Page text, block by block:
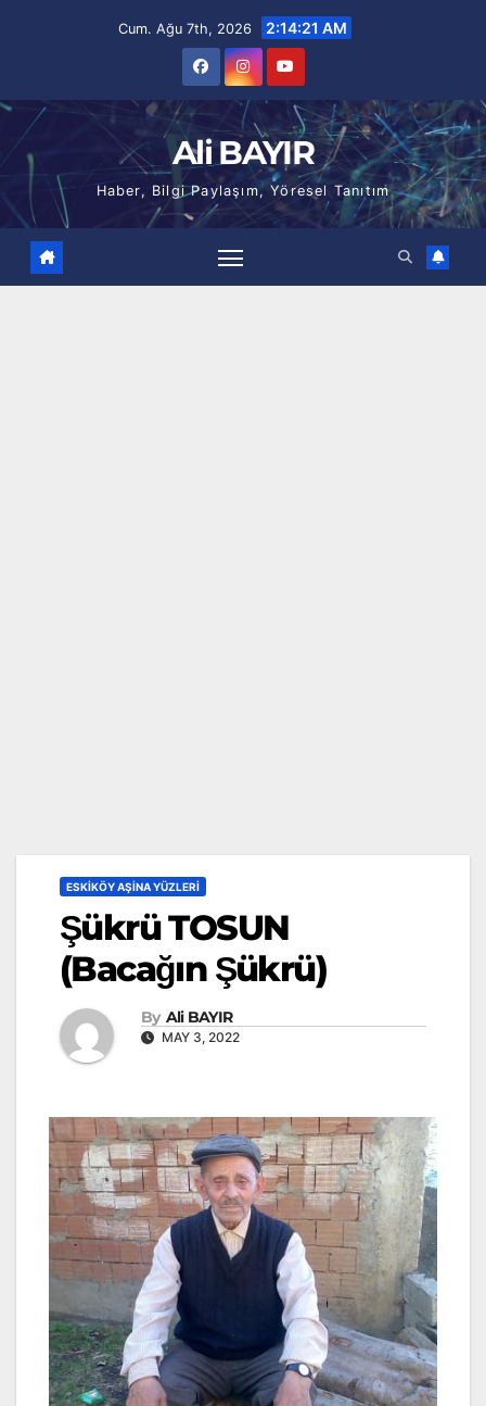
Cum. Ağu 7th, 2026 2:14:22 AM
Ali BAYIR
Haber, Bilgi Paylaşım, Yöresel Tanıtım
ESKIKÖY AŞINA YÜZLERI
Şükrü TOSUN
(Bacağın Şükrü)
By Ali BAYIR
MAY 3, 2022